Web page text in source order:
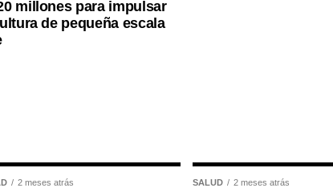
millones para impulsar
de pequeña escala
2 meses atrás SALUD 2 meses atrás